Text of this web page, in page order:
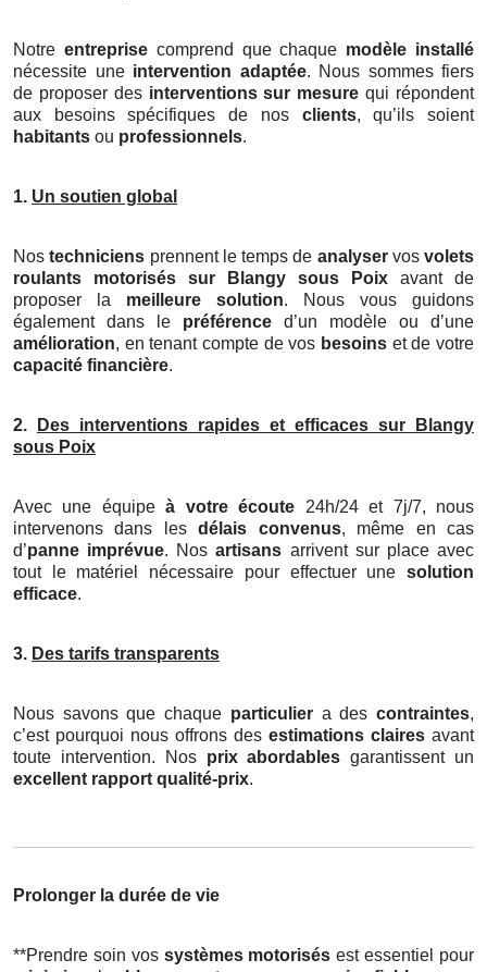
Notre entreprisecomprend que chaque modèle installé
nécessite une intervention adaptée. Nous sommes fiers
de proposer des interventions sur mesure qui répondent
aux besoins spécifiques de nos clients, qu’ils soient
habitants ou professionnels.
1. Un soutien global
Nostechniciens prennent le temps de analyservos volets
roulants motorisés
sur Blangy sous Poix avant de
proposer la meilleure solution. Nous vous guidons
également dans le préférence d’un modèle ou d’une
amélioration, en tenant compte de vos besoins et de votre
capacité financière.
2.
Des interventions rapides et efficaces sur Blangy
sous Poix
Avec une équipeà votre écoute 24h/24 et 7j/7, nous
intervenons dans lesdélais convenus, même en cas
d’panne imprévue. Nosartisans arrivent sur place avec
tout le matériel nécessaire pour effectuer une solution
efficace.
3. Des tarifs transparents
Nous savons que chaque particuliera descontraintes,
c’est pourquoi nous offrons des estimations claires avant
toute intervention. Nos prix abordables garantissent un
excellent rapport qualité-prix.
Prolonger la durée de vie
**Prendre soin vos systèmes motorisés est essentiel pour